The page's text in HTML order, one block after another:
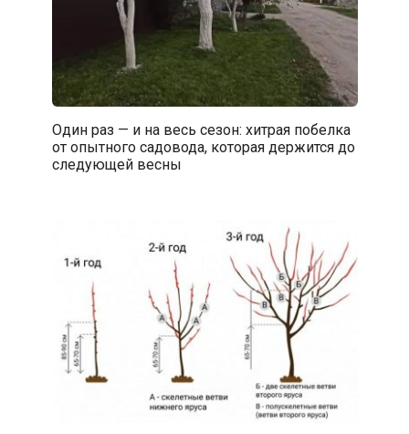
Один раз — и на весь сезон: хитрая побелка
от опытного садовода, которая держится до
следующей весны